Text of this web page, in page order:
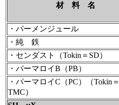
材 料 名
・パーメンジュール
・純 鉄
・センダスト（Tokin＝SD）
・パーマロイB（PB）
・パーマロイC（PC）（Tokin＝
TMC）